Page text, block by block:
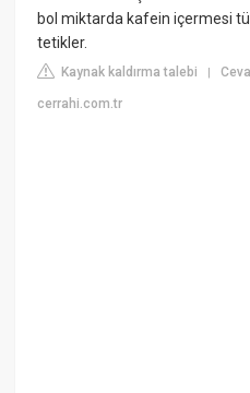
bol miktarda kafein içermesi
tetikler.
Kaynak kaldırma talebi |
cerrahi.com.tr